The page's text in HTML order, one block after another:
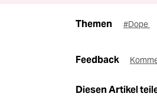
Themen #Dope
Feedback
Diesen Artikel